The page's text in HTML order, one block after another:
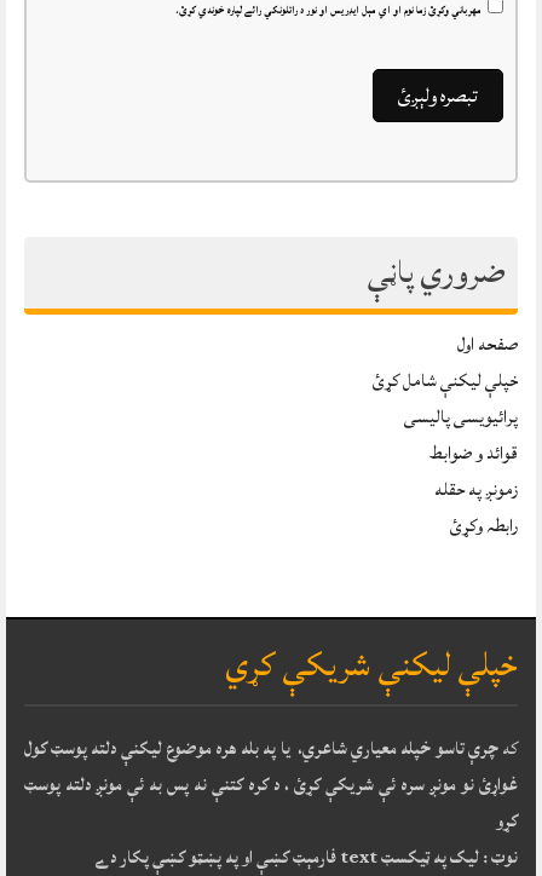
مهرباني وکړئ زما نوم او اي مېل ايډريس او نور د راتلونکي رائے لپاره خوندي کړئ.
ضروري پاڼې
صفحه اول
خپلې ليکنې شامل کړئ
پرائیویسی پالیسی
قوائد و ضوابط
زمونږ په حقله
رابطہ وکړئ
خپلې ليکنې شريکې کړي
کهچرې تاسو خپله معياري شاعري، يا په بله هره موضوع ليکنې دلته پوسټ کول
غواړئ نو مونږ سره ئې شريکې کړئ ، د کره کتنې نه پس به ئې مونږ دلته پوسټ
کړو
نوټ : ليک په ټيکسټ text فارمېټ کښې او په پښټو کښې پکار دے